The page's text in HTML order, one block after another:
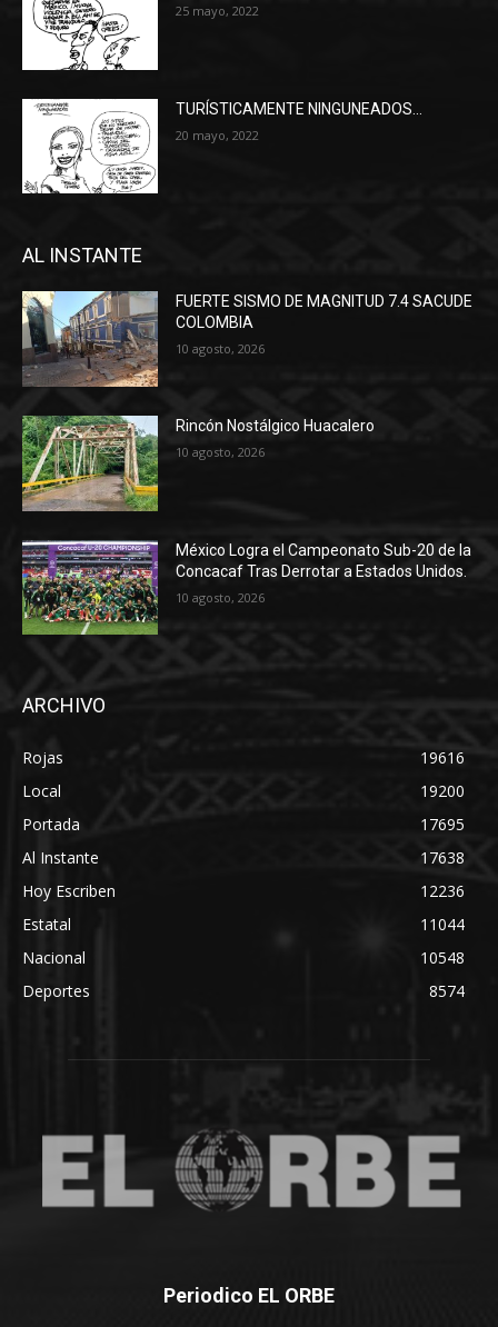
25 mayo, 2022
TURÍSTICAMENTE NINGUNEADOS…
20 mayo, 2022
AL INSTANTE
FUERTE SISMO DE MAGNITUD 7.4 SACUDE
COLOMBIA
10 agosto, 2026
Rincón Nostálgico Huacalero
10 agosto, 2026
México Logra el Campeonato Sub-20 de la
Concacaf Tras Derrotar a Estados Unidos.
10 agosto, 2026
ARCHIVO
Rojas
19616
Local
19200
Portada
17695
Al Instante
17638
Hoy Escriben
12236
Estatal
11044
Nacional
10548
Deportes
8574
Periodico EL ORBE